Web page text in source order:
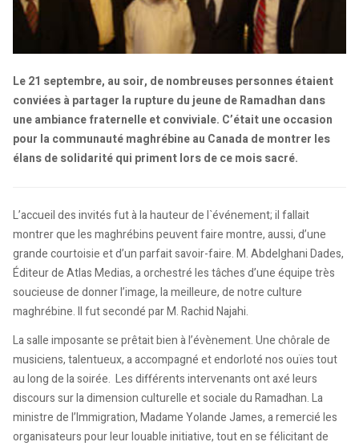
Le 21 septembre, au soir, de nombreuses personnes étaient
conviées à partager la rupture du jeune de Ramadhan dans
une ambiance fraternelle et conviviale. C’était une occasion
pour la communauté maghrébine au Canada de montrer les
élans de solidarité qui priment lors de ce mois sacré.
L’accueil des invités fut à la hauteur de l`événement; il fallait
montrer que les maghrébins peuvent faire montre, aussi, d’une
grande courtoisie et d’un parfait savoir-faire. M. Abdelghani Dades,
Éditeur de Atlas Medias, a orchestré les tâches d’une équipe très
soucieuse de donner l’image, la meilleure, de notre culture
maghrébine. Il fut secondé par M. Rachid Najahi.
La salle imposante se prêtait bien à l’évènement. Une chôrale de
musiciens, talentueux, a accompagné et endorloté nos ouïes tout
au long de la soirée. Les différents intervenants ont axé leurs
discours sur la dimension culturelle et sociale du Ramadhan. La
ministre de l’Immigration, Madame Yolande James, a remercié les
organisateurs pour leur louable initiative, tout en se félicitant de